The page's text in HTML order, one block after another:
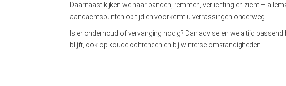
Daarnaast kijken we naar banden, remmen, verlichting en zicht —
aandachtspunten op tijd en voorkomt u verrassingen onderweg.
Is er onderhoud of vervanging nodig? Dan adviseren we altijd
blijft, ook op koude ochtenden en bij winterse omstandigheden.